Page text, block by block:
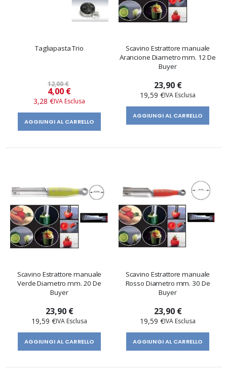
Tagliapasta Trio
12,00 €
Prezzo
speciale
4,00 €
3,28 €
AGGIUNGI AL CARRELLO
Scavino Estrattore manuale
Arancione Diametro mm. 12 De
Buyer
23,90 €
19,59 €
AGGIUNGI AL CARRELLO
Scavino Estrattore manuale
Verde Diametro mm. 20 De
Buyer
23,90 €
19,59 €
AGGIUNGI AL CARRELLO
Scavino Estrattore manuale
Rosso Diametro mm. 30 De
Buyer
23,90 €
19,59 €
AGGIUNGI AL CARRELLO